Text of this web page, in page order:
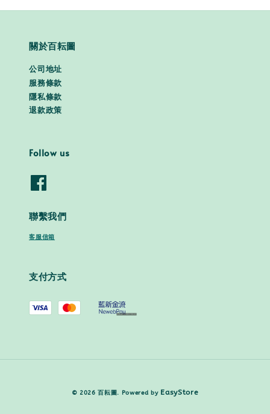
關於百耘圖
公司地址
服務條款
隱私條款
退款政策
Follow us
聯繫我們
客服信箱
支付方式
© 2026 百耘圖. Powered by EasyStore